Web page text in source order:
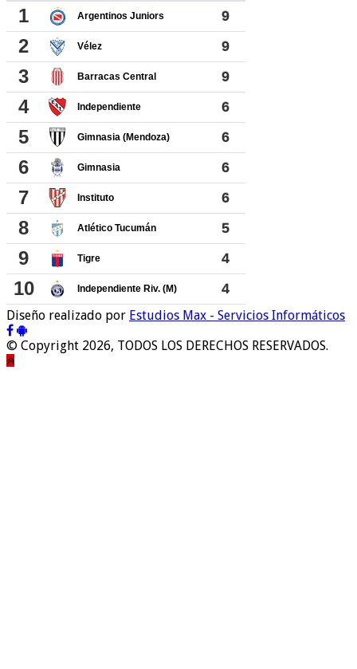
Diseño realizado por Estudios Max - Servicios Informáticos
© Copyright 2026, TODOS LOS DERECHOS RESERVADOS.